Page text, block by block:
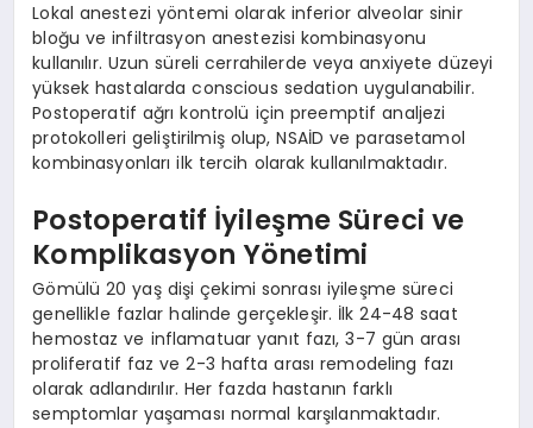
Lokal anestezi yöntemi olarak inferior alveolar sinir
bloğu ve infiltrasyon anestezisi kombinasyonu
kullanılır. Uzun süreli cerrahilerde veya anxiyete düzeyi
yüksek hastalarda conscious sedation uygulanabilir.
Postoperatif ağrı kontrolü için preemptif analjezi
protokolleri geliştirilmiş olup, NSAİD ve parasetamol
kombinasyonları ilk tercih olarak kullanılmaktadır.
Postoperatif İyileşme Süreci ve
Komplikasyon Yönetimi
Gömülü 20 yaş dişi çekimi sonrası iyileşme süreci
genellikle fazlar halinde gerçekleşir. İlk 24-48 saat
hemostaz ve inflamatuar yanıt fazı, 3-7 gün arası
proliferatif faz ve 2-3 hafta arası remodeling fazı
olarak adlandırılır. Her fazda hastanın farklı
semptomlar yaşaması normal karşılanmaktadır.